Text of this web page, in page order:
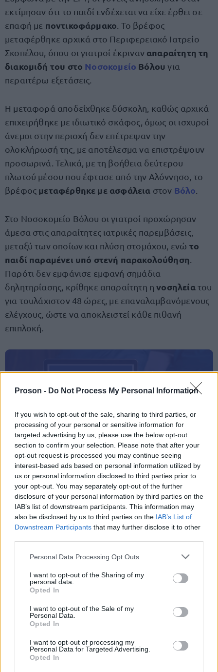
Proson - Do Not Process My Personal Information
If you wish to opt-out of the sale, sharing to third parties, or
processing of your personal or sensitive information for
targeted advertising by us, please use the below opt-out
section to confirm your selection. Please note that after your
opt-out request is processed you may continue seeing
interest-based ads based on personal information utilized by
us or personal information disclosed to third parties prior to
your opt-out. You may separately opt-out of the further
disclosure of your personal information by third parties on the
IAB’s list of downstream participants. This information may
also be disclosed by us to third parties on the IAB’s List of
Downstream Participants that may further disclose it to other
Please note that this website/app uses one or more Google
not limited to your visit or usage behaviour. You may click to
grant or deny consent to Google and its third-party tags to
use your data for below specified purposes in below Google
consent section.
Personal Data Processing Opt Outs
I want to opt-out of the Sharing of my
personal data.
Opted In
I want to opt-out of the Sale of my
Personal Data.
Opted In
I want to opt-out of processing my
Personal Data for Targeted Advertising.
Opted In
εκτίμησαν ότι το παιδί ενδέχεται να είχε έρθει σε
επαφή με ποντικοφάρμακο . Το βρέφος
μεταφέρθηκε αρχικά στο Περιφερειακό Ιατρείο
Σκοπέλου, όπου οι γιατροί έκριναν απαραίτητη τη
διακομιδή του στο Νοσοκομείο Βόλου για
περαιτέρω εξετάσεις.
Η μεταφορά αποδείχθηκε δύσκολη, καθώς αρχικά
επιχειρήθηκε με ιδιωτικό σκάφος, όμως οι ισχυροί
άνεμοι στην περιοχή δεν επέτρεψαν την
ολοκλήρωσή της, με αποτέλεσμα να επιστρέψουν
προσωρινά. Τελικά, με τη βοήθεια δεύτερου
πλωτού μέσου που έφτασε από την Αλόννησο, το
βρέφος μεταφέρθηκε με ασφάλεια στον Βόλο
Στο Νοσοκομείο Βόλου οι γιατροί προχώρησαν
άμεσα στις απαραίτητες ιατρικές παρεμβάσεις,
μεταξύ των οποίων και πλύση στομάχου, ενώ το
παιδί παραμένει υπό στενή παρακολούθηση
Παρότι δεν εμφάνισε εμφανή σημάδια
δηλητηρίασης, κρίθηκε απαραίτητη ηνοσηλείατου
για τουλάχιστον 48 ώρες, με επαναλαμβανόμενους
ελέγχους, ώστε να αποκλειστεί κάθε πιθανή
επιπλοκή.
ΑΣΕΠ: Πιστοποίηση Αγγλικών σε
μόνο 2 ημέρες στα χέρια σας
ΑΣΕΠ: Εξ αποστάσεως η πιο Εύκολη
Πιστοποίηση Υπολογιστών σε 2
μέρες
Μάθε πρώτος όλες τις σημαντικές
ειδήσεις.
αναζήτησης της Google
Δημοφιλείς Ειδήσεις